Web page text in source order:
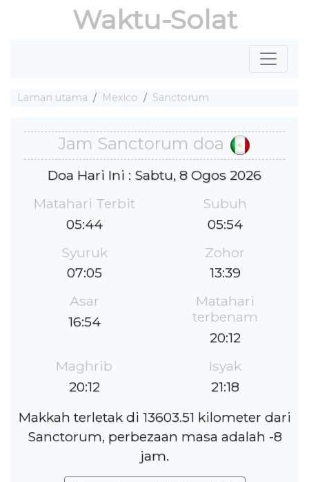
Waktu-Solat
Laman utama Mexico Sanctorum
Jam Sanctorum doa
Doa Hari Ini : Sabtu, 8 Ogos 2026
Matahari Terbit
05:44
Subuh
05:54
Syuruk
07:05
Zohor
13:39
Asar
16:54
Matahari
terbenam
20:12
Maghrib
20:12
Isyak
21:18
Makkah terletak di 13603.51 kilometer dari
Sanctorum, perbezaan masa adalah -8
jam.